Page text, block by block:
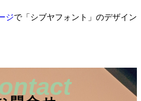
ジで「シブヤフォント」のデザイン